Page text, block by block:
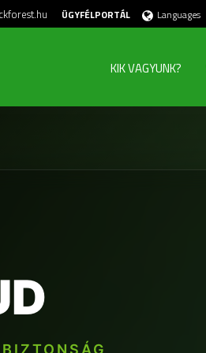
ÜGYFÉLPORTÁL Languages
KIK VAGYUNK?